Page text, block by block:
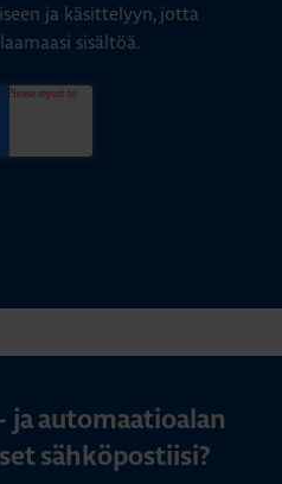
ja käsittelyyn, jotta
sisältöä.
ja automaatioalan
sähköpostiisi?